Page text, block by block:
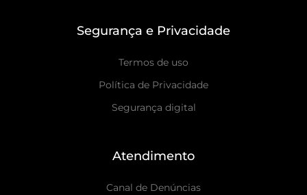
Segurança e Privacidade
Termos de uso
Política de Privacidade
Segurança digital
Atendimento
Canal de Denúncias